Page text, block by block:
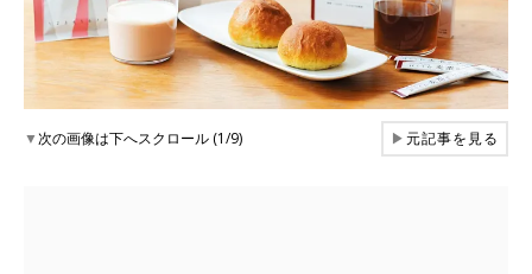
▼次の画像は下へスクロール (1/9) ▶元記事を見る